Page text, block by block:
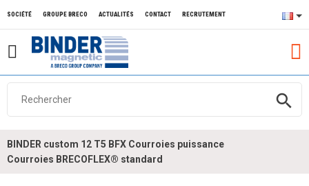
search
SOCIÉTÉ GROUPE BRECO ACTUALITÉS CONTACT RECRUTEMENT
BINDER custom 12 T5 BFX Courroies puissance
Courroies BRECOFLEX® standard